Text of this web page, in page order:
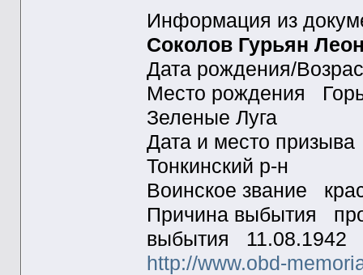
Информация из
Соколов Гурьян
Дата рождения/
Место рождения
Зеленые Луга
Дата и место
Тонкинский р-н
Воинское звание
Причина выбытия
выбытия 11.08.1942
http://www.obd-